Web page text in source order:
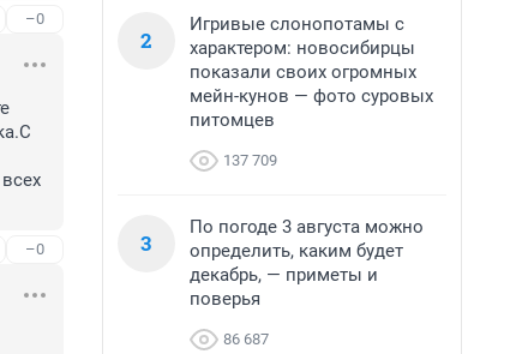
–0
–0
2
Игривые слонопотамы с
характером: новосибирцы
показали своих огромных
мейн-кунов — фото суровых
питомцев
137 709
3
По погоде 3 августа можно
определить, каким будет
декабрь, — приметы и
поверья
86 687